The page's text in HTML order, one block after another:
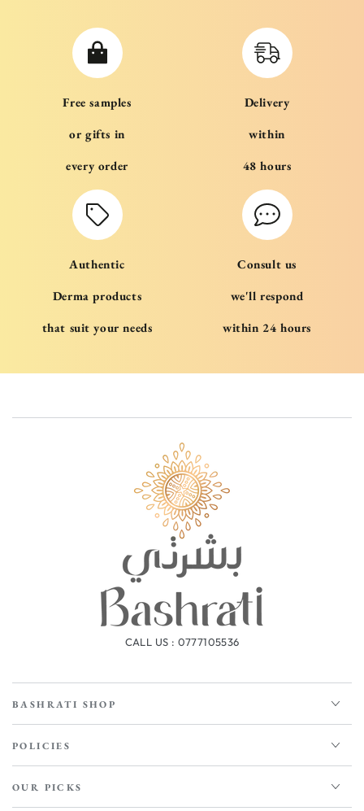
Free samples
or gifts in
every order
Delivery
within
48 hours
Authentic
Derma products
that suit your needs
Consult us
we'll respond
within 24 hours
CALL US : 0777105536
BASHRATI SHOP
POLICIES
OUR PICKS